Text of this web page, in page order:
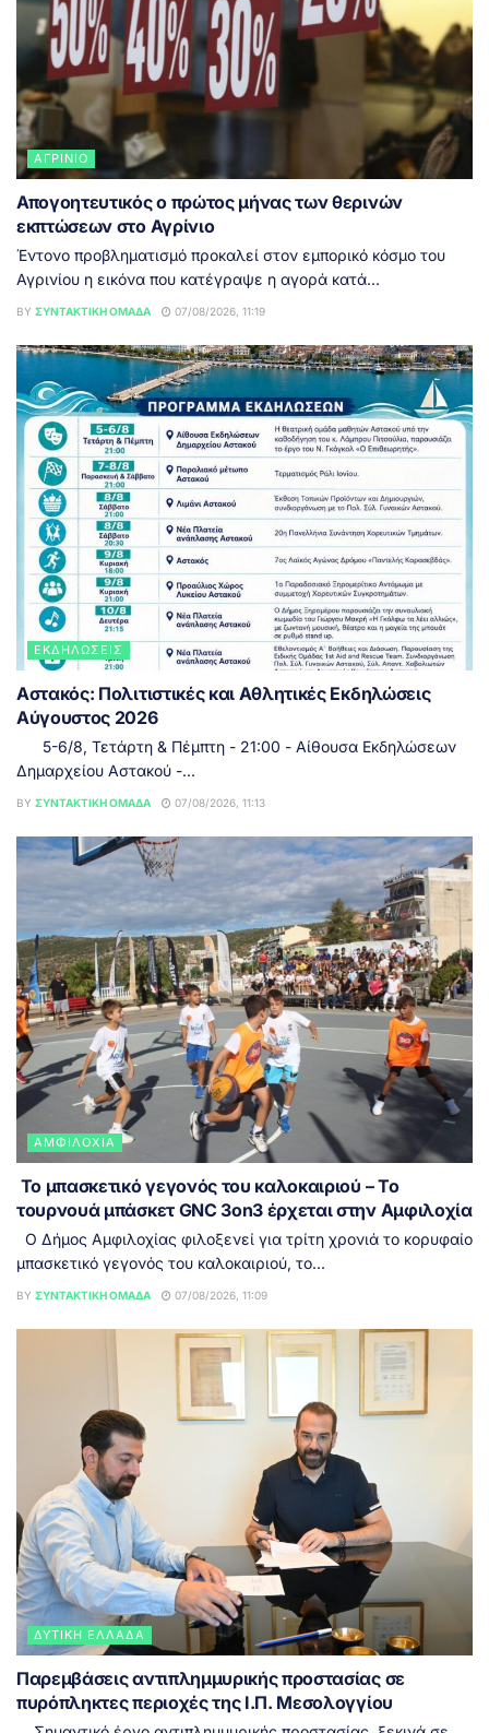
ΑΓΡΊΝΙΟ
Απογοητευτικός ο πρώτος μήνας των θερινών
εκπτώσεων στο Αγρίνιο
Έντονο προβληματισμό προκαλεί στον εμπορικό κόσμο του
Αγρινίου η εικόνα που κατέγραψε η αγορά κατά...
BY ΣΥΝΤΑΚΤΙΚΉ ΟΜΆΔΑ 07/08/2026, 11:19
ΕΚΔΗΛΏΣΕΙΣ
Αστακός: Πολιτιστικές και Αθλητικές Εκδηλώσεις
Αύγουστος 2026
5-6/8, Τετάρτη & Πέμπτη - 21:00 - Αίθουσα Εκδηλώσεων
Δημαρχείου Αστακού -...
BY ΣΥΝΤΑΚΤΙΚΉ ΟΜΆΔΑ 07/08/2026, 11:13
ΑΜΦΙΛΟΧΊΑ
Το μπασκετικό γεγονός του καλοκαιριού – Το
τουρνουά μπάσκετ GNC 3on3 έρχεται στην Αμφιλοχία
Ο Δήμος Αμφιλοχίας φιλοξενεί για τρίτη χρονιά το κορυφαίο
μπασκετικό γεγονός του καλοκαιριού, το...
BY ΣΥΝΤΑΚΤΙΚΉ ΟΜΆΔΑ 07/08/2026, 11:09
ΔΥΤΙΚΉ ΕΛΛΆΔΑ
Παρεμβάσεις αντιπλημμυρικής προστασίας σε
πυρόπληκτες περιοχές της Ι.Π. Μεσολογγίου